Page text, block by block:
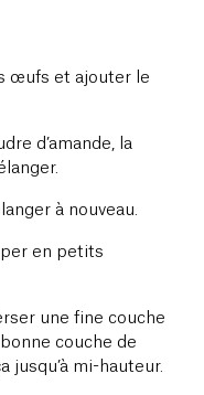
œufs et ajouter le
d’amande, la
à nouveau.
en petits
une fine couche
couche de
jusqu’à mi-hauteur.